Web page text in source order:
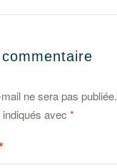
ne sera pas publiée.
avec *